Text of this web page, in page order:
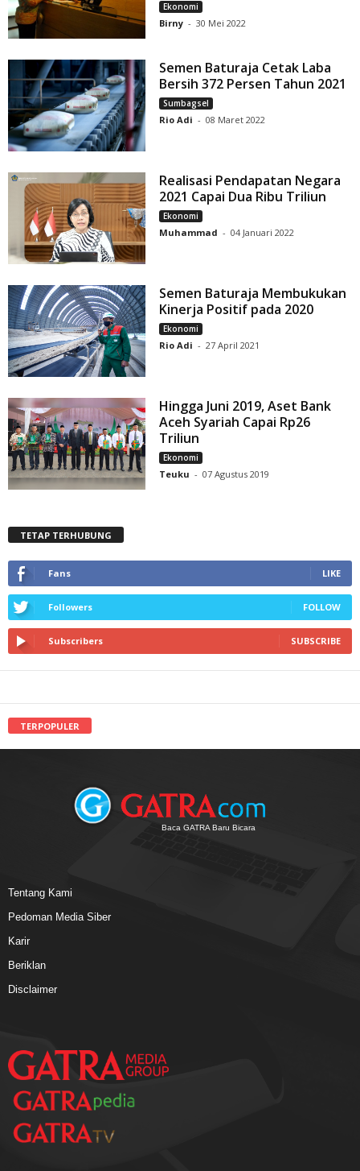
Ekonomi
Birny - 30 Mei 2022
Semen Baturaja Cetak Laba
Bersih 372 Persen Tahun 2021
Sumbagsel
Rio Adi - 08 Maret 2022
Realisasi Pendapatan Negara
2021 Capai Dua Ribu Triliun
Ekonomi
Muhammad - 04 Januari 2022
Semen Baturaja Membukukan
Kinerja Positif pada 2020
Ekonomi
Rio Adi - 27 April 2021
Hingga Juni 2019, Aset Bank
Aceh Syariah Capai Rp26
Triliun
Ekonomi
Teuku - 07 Agustus 2019
TETAP TERHUBUNG
Fans LIKE
Followers FOLLOW
Subscribers SUBSCRIBE
TERPOPULER
Baca GATRA Baru Bicara
Tentang Kami
Pedoman Media Siber
Karir
Beriklan
Disclaimer